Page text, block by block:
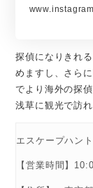
探偵になりきれ
めますし、さら
でより海外の探
浅草に観光で訪
エスケープハント
【営業時間】